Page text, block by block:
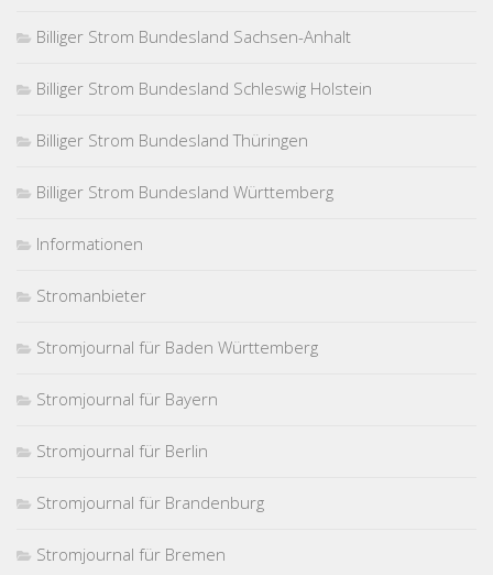
Billiger Strom Bundesland Sachsen-Anhalt
Billiger Strom Bundesland Schleswig Holstein
Billiger Strom Bundesland Thüringen
Billiger Strom Bundesland Württemberg
Informationen
Stromanbieter
Stromjournal für Baden Württemberg
Stromjournal für Bayern
Stromjournal für Berlin
Stromjournal für Brandenburg
Stromjournal für Bremen